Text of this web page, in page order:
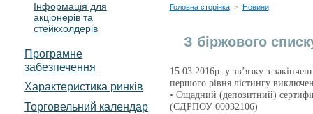
4 серпня 2026 р.
Інформація для
акціонерів та
стейкхолдерів
Програмне
забезпечення
Характеристика pинків
Торговельний календар
Головна сторінка > Новини
З біржового
15.03.2016р. у зв’язку з
першого рівня лістингу
• Ощадний (депозитний)
(ЄДРПОУ 00032106)